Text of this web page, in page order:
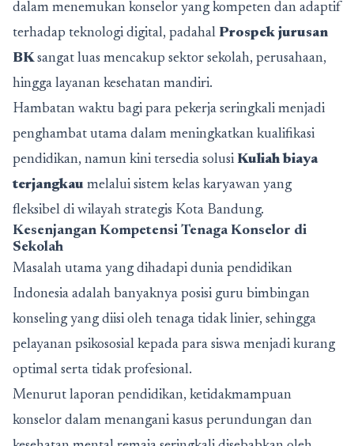
dalam menemukan konselor yang kompeten dan adaptif
terhadap teknologi digital, padahal Prospek jurusan
BKsangat luas mencakup sektor sekolah, perusahaan,
hingga layanan kesehatan mandiri.
Hambatan waktu bagi para pekerja seringkali menjadi
penghambat utama dalam meningkatkan kualifikasi
pendidikan, namun kini tersedia solusi Kuliah biaya
terjangkau melalui sistem kelas karyawan yang
fleksibel di wilayah strategis Kota Bandung.
Kesenjangan Kompetensi Tenaga Konselor di
Sekolah
Masalah utama yang dihadapi dunia pendidikan
Indonesia adalah banyaknya posisi guru bimbingan
konseling yang diisi oleh tenaga tidak linier, sehingga
pelayanan psikososial kepada para siswa menjadi kurang
optimal serta tidak profesional.
Menurut laporan pendidikan, ketidakmampuan
konselor dalam menangani kasus perundungan dan